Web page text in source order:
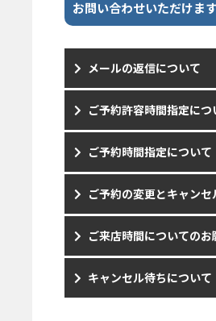
お問い合わせいただけま
メールの返信について
ご予約許容時間指定につ
ご予約時間指定について
ご予約の変更とキャンセ
ご来店時間についてのお
キャンセル待ちについて